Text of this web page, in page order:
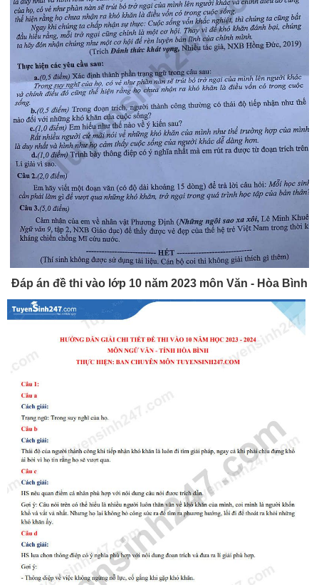
Đáp án đề thi vào lớp 10 năm 2023 môn Văn - Hòa Bình